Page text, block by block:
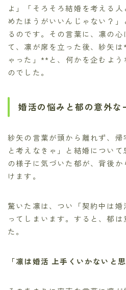
よ」「そろそろ結婚を考える
めたほうがいいんじゃない？」
るのです。その言葉に、凛の
て、凛が席を立った後、紗矢
ゃった」**と、何かを企むよう
のでした。
婚活の悩みと郁の意外な
紗矢の言葉が頭から離れず、
と考えなきゃ」と結婚につい
の様子に気づいた郁が、背後
けます。
驚いた凛は、つい「契約中は
ってしまいます。すると、郁
た。
「凛は婚活 上手くいかないと思